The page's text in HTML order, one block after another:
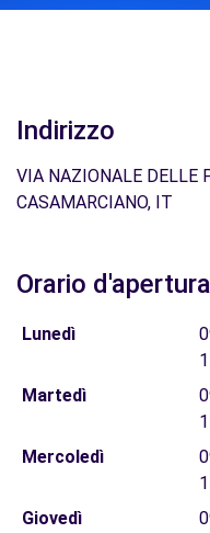
Indirizzo
VIA NAZIONALE DELLE
CASAMARCIANO, IT
Orario d'apertura
Lunedì
Martedì
Mercoledì
Giovedì